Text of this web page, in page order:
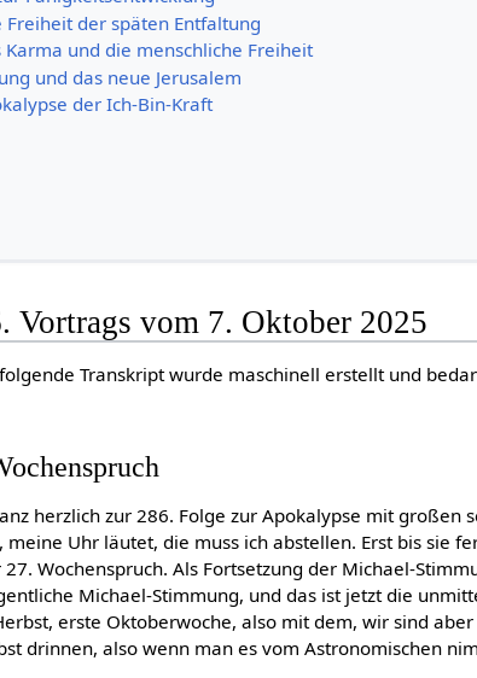
Freiheit der späten Entfaltung
Karma und die menschliche Freiheit
und das neue Jerusalem
der Ich-Bin-Kraft
Vortrags vom 7. Oktober 2025
Transkript wurde maschinell erstellt und
herzlich zur 286. Folge zur Apokalypse mit großen
Uhr läutet, die muss ich abstellen. Erst bis sie
Wochenspruch. Als Fortsetzung der Michael-
Michael-Stimmung, und das ist jetzt die
erste Oktoberwoche, also mit dem, wir sind
drinnen, also wenn man es vom Astronomischen